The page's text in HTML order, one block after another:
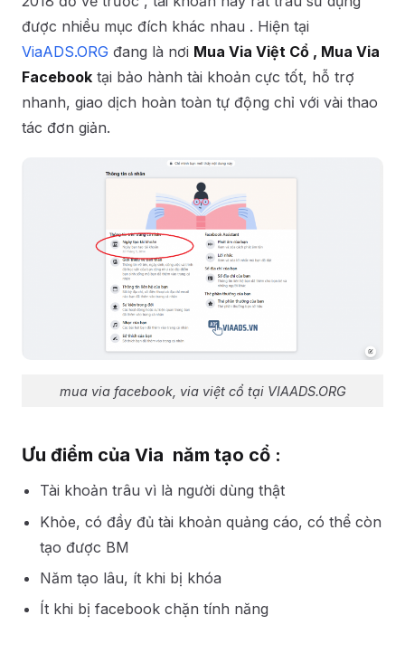
được nhiều mục đích khác nhau . Hiện tại
ViaADS.ORG đang là nơi Mua Via Việt Cổ , Mua Via
Facebook tại bảo hành tài khoản cực tốt, hỗ trợ
nhanh, giao dịch hoàn toàn tự động chỉ với vài thao
tác đơn giản.
mua via facebook, via việt cổ tại VIAADS.ORG
Ưu điểm của Via năm tạo cổ :
Tài khoản trâu vì là người dùng thật
Khỏe, có đầy đủ tài khoản quảng cáo, có thể còn
tạo được BM
Năm tạo lâu, ít khi bị khóa
Ít khi bị facebook chặn tính năng